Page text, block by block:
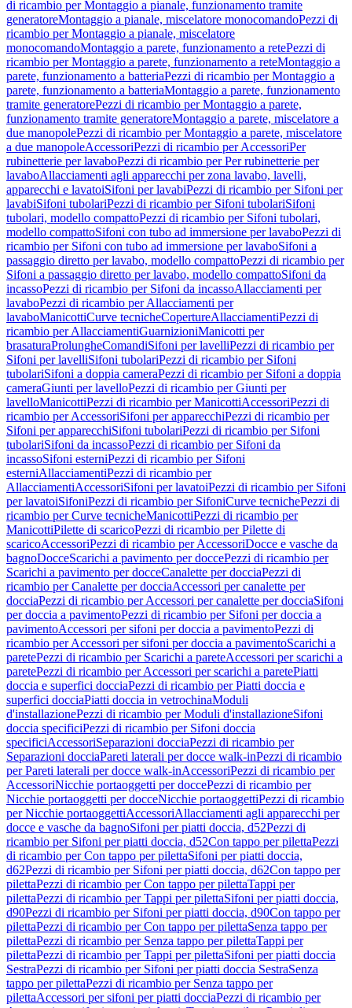
di ricambio per Montaggio a pianale, funzionamento tramite
generatoreMontaggio a pianale, miscelatore monocomandoPezzi di
ricambio per Montaggio a pianale, miscelatore
monocomandoMontaggio a parete, funzionamento a retePezzi di
ricambio per Montaggio a parete, funzionamento a reteMontaggio a
parete, funzionamento a batteriaPezzi di ricambio per Montaggio a
parete, funzionamento a batteriaMontaggio a parete, funzionamento
tramite generatorePezzi di ricambio per Montaggio a parete,
funzionamento tramite generatoreMontaggio a parete, miscelatore a
due manopolePezzi di ricambio per Montaggio a parete, miscelatore
a due manopoleAccessoriPezzi di ricambio per AccessoriPer
rubinetterie per lavaboPezzi di ricambio per Per rubinetterie per
lavaboAllacciamenti agli apparecchi per zona lavabo, lavelli,
apparecchi e lavatoiSifoni per lavabiPezzi di ricambio per Sifoni per
lavabiSifoni tubolariPezzi di ricambio per Sifoni tubolariSifoni
tubolari, modello compattoPezzi di ricambio per Sifoni tubolari,
modello compattoSifoni con tubo ad immersione per lavaboPezzi di
ricambio per Sifoni con tubo ad immersione per lavaboSifoni a
passaggio diretto per lavabo, modello compattoPezzi di ricambio per
Sifoni a passaggio diretto per lavabo, modello compattoSifoni da
incassoPezzi di ricambio per Sifoni da incassoAllacciamenti per
lavaboPezzi di ricambio per Allacciamenti per
lavaboManicottiCurve tecnicheCopertureAllacciamentiPezzi di
ricambio per AllacciamentiGuarnizioniManicotti per
brasaturaProlungheComandiSifoni per lavelliPezzi di ricambio per
Sifoni per lavelliSifoni tubolariPezzi di ricambio per Sifoni
tubolariSifoni a doppia cameraPezzi di ricambio per Sifoni a doppia
cameraGiunti per lavelloPezzi di ricambio per Giunti per
lavelloManicottiPezzi di ricambio per ManicottiAccessoriPezzi di
ricambio per AccessoriSifoni per apparecchiPezzi di ricambio per
Sifoni per apparecchiSifoni tubolariPezzi di ricambio per Sifoni
tubolariSifoni da incassoPezzi di ricambio per Sifoni da
incassoSifoni esterniPezzi di ricambio per Sifoni
esterniAllacciamentiPezzi di ricambio per
AllacciamentiAccessoriSifoni per lavatoiPezzi di ricambio per Sifoni
per lavatoiSifoniPezzi di ricambio per SifoniCurve tecnichePezzi di
ricambio per Curve tecnicheManicottiPezzi di ricambio per
ManicottiPilette di scaricoPezzi di ricambio per Pilette di
scaricoAccessoriPezzi di ricambio per AccessoriDocce e vasche da
bagnoDocceScarichi a pavimento per doccePezzi di ricambio per
Scarichi a pavimento per docceCanalette per docciaPezzi di
ricambio per Canalette per docciaAccessori per canalette per
docciaPezzi di ricambio per Accessori per canalette per docciaSifoni
per doccia a pavimentoPezzi di ricambio per Sifoni per doccia a
pavimentoAccessori per sifoni per doccia a pavimentoPezzi di
ricambio per Accessori per sifoni per doccia a pavimentoScarichi a
paretePezzi di ricambio per Scarichi a pareteAccessori per scarichi a
paretePezzi di ricambio per Accessori per scarichi a paretePiatti
doccia e superfici docciaPezzi di ricambio per Piatti doccia e
superfici docciaPiatti doccia in vetrochinaModuli
d'installazionePezzi di ricambio per Moduli d'installazioneSifoni
doccia specificiPezzi di ricambio per Sifoni doccia
specificiAccessoriSeparazioni docciaPezzi di ricambio per
Separazioni docciaPareti laterali per docce walk-inPezzi di ricambio
per Pareti laterali per docce walk-inAccessoriPezzi di ricambio per
AccessoriNicchie portaoggetti per doccePezzi di ricambio per
Nicchie portaoggetti per docceNicchie portaoggettiPezzi di ricambio
per Nicchie portaoggettiAccessoriAllacciamenti agli apparecchi per
docce e vasche da bagnoSifoni per piatti doccia, d52Pezzi di
ricambio per Sifoni per piatti doccia, d52Con tappo per pilettaPezzi
di ricambio per Con tappo per pilettaSifoni per piatti doccia,
d62Pezzi di ricambio per Sifoni per piatti doccia, d62Con tappo per
pilettaPezzi di ricambio per Con tappo per pilettaTappi per
pilettaPezzi di ricambio per Tappi per pilettaSifoni per piatti doccia,
d90Pezzi di ricambio per Sifoni per piatti doccia, d90Con tappo per
pilettaPezzi di ricambio per Con tappo per pilettaSenza tappo per
pilettaPezzi di ricambio per Senza tappo per pilettaTappi per
pilettaPezzi di ricambio per Tappi per pilettaSifoni per piatti doccia
SestraPezzi di ricambio per Sifoni per piatti doccia SestraSenza
tappo per pilettaPezzi di ricambio per Senza tappo per
pilettaAccessori per sifoni per piatti docciaPezzi di ricambio per